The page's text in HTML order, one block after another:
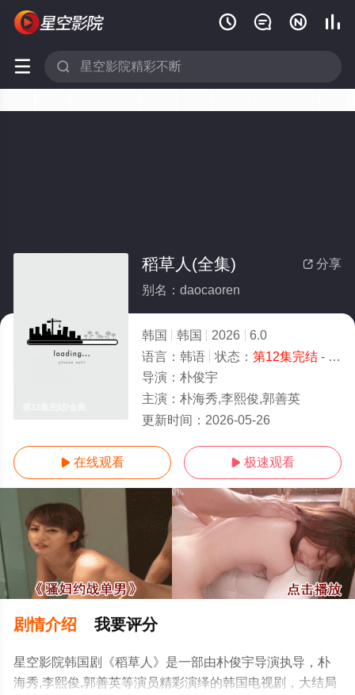
   
 
 分享
稻草人(全集)
别名：daocaoren
韩国 韩国 2026
6.0
语言： 韩语 状态： 第12集完结- 免费在线观看
导演： 朴俊宇
主演： 朴海秀,李熙俊,郭善英
更新时间： 2026-05-26
 在线观看  极速观看
剧情介绍 我要评分
星空影院韩国剧《稻草人》是一部由朴俊宇导演执导，朴
海秀,李熙俊,郭善英等演员精彩演绎的韩国电视剧，大结局